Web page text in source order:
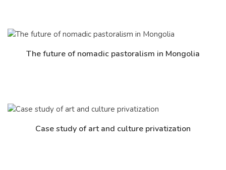
Дэлгэрэнгүй
The future of nomadic pastoralism in Mongolia
Дэлгэрэнгүй
Case study of art and culture privatization